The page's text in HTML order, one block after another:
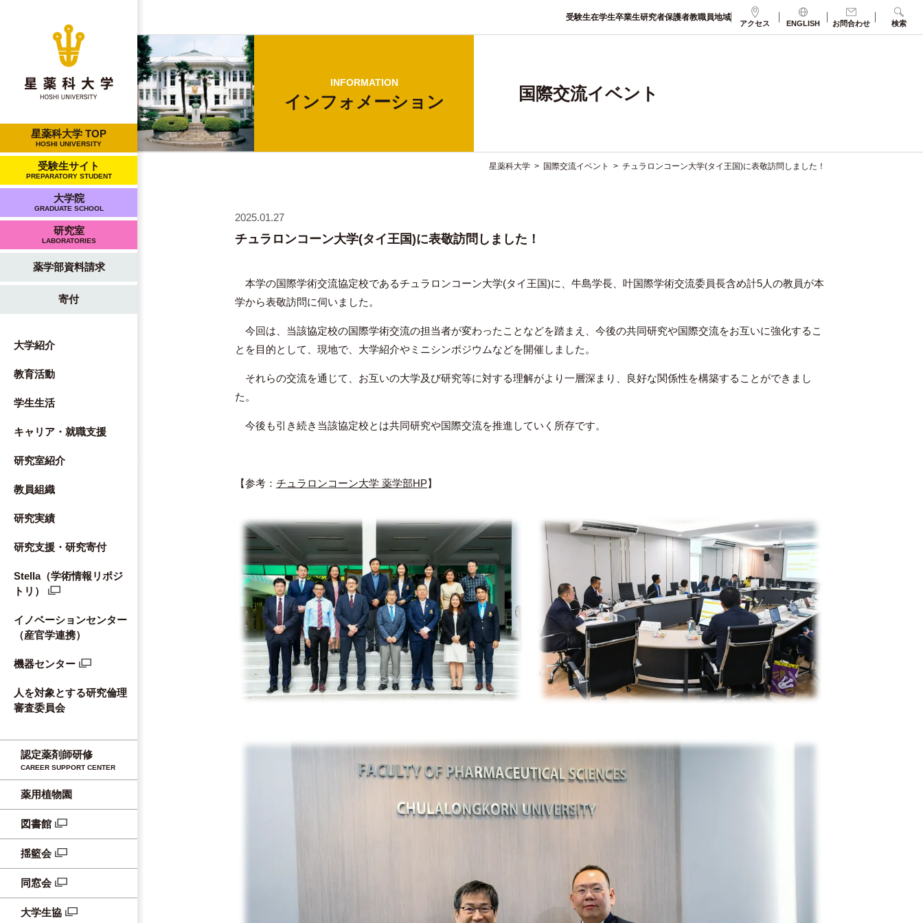
星薬科大学 TOP
HOSHI UNIVERSITY
受験生サイト
PREPARATORY STUDENT
大学院
GRADUATE SCHOOL
研究室
LABORATORIES
薬学部資料請求
寄付
大学紹介
教育活動
学生生活
キャリア・就職支援
研究室紹介
教員組織
研究実績
研究支援・研究寄付
Stella（学術情報リポジ
トリ）
イノベーションセンター
（産官学連携）
機器センター
人を対象とする研究倫理
審査委員会
認定薬剤師研修
CAREER SUPPORT CENTER
薬用植物園
図書館
揺籃会
同窓会
大学生協
受験生在学生卒業生研究者保護者教職員地域
アクセス ENGLISH お問合わせ 検索
INFORMATION
インフォ メーション 国際交流イベント
星薬科大学 > 国際交流イベント > チュラロンコーン大学(タイ王国)に表敬訪問しました！
2025.01.27
チュラロンコーン大学(タイ王国)に表敬訪問しました！
本学の国際学術交流協定校であるチュラロンコーン大学(タイ王国)に、牛島学長、叶国際学術交流委員長含め計5人の教員が本
学から表敬訪問に伺いました。
今回は、当該協定校の国際学術交流の担当者が変わったことなどを踏まえ、今後の共同研究や国際交流をお互いに強化するこ
とを目的として、現地で、大学紹介やミニシンポジウムなどを開催しました。
それらの交流を通じて、お互いの大学及び研究等に対する理解がより一層深まり、良好な関係性を構築することができまし
た。
今後も引き続き当該協定校とは共同研究や国際交流を推進していく所存です。
【参考： チュラロンコーン大学 薬学部HP】